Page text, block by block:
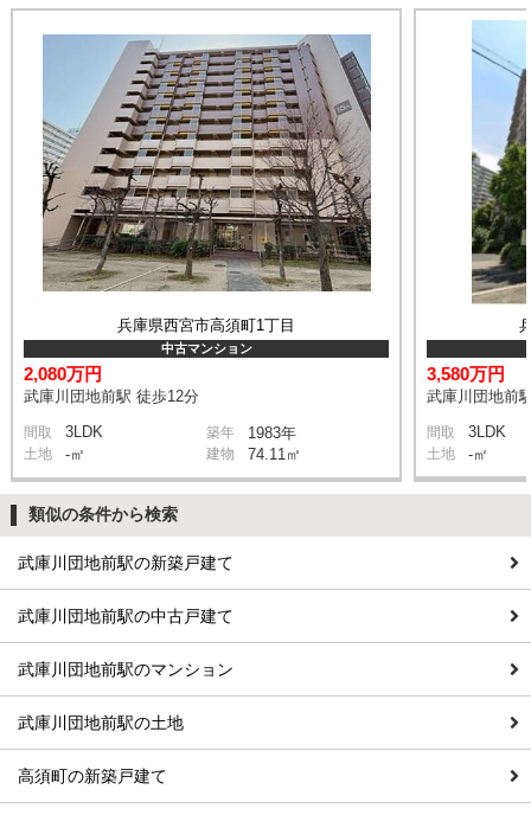
兵庫県西宮市高須町1丁目
中古マンション
2,080万円
武庫川団地前駅 徒歩12分
間取 3LDK 築年 1983年
土地 -㎡ 建物 74.11㎡
3,580万円
武庫川団地前
間取 3LDK
土地 -㎡
類似の条件から検索
武庫川団地前駅の新築戸建て
武庫川団地前駅の中古戸建て
武庫川団地前駅のマンション
武庫川団地前駅の土地
高須町の新築戸建て